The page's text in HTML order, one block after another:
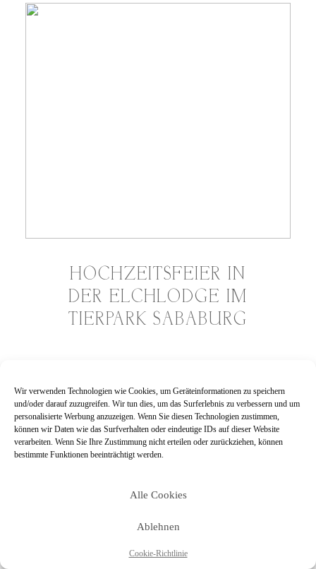
Wir verwenden Technologien wie Cookies, um Geräteinformationen zu speichern
und/oder darauf zuzugreifen. Wir tun dies, um das Surferlebnis zu verbessern und um
personalisierte Werbung anzuzeigen. Wenn Sie diesen Technologien zustimmen,
können wir Daten wie das Surfverhalten oder eindeutige IDs auf dieser Website
verarbeiten. Wenn Sie Ihre Zustimmung nicht erteilen oder zurückziehen, können
bestimmte Funktionen beeinträchtigt werden.
Alle Cookies
Ablehnen
Cookie-Richtlinie
HOCHZEITSFEIER IN
DER ELCHLODGE IM
TIERPARK SABABURG